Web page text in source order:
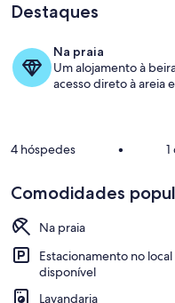
Destaques
Na praia
Um alojamento à
acesso direto à areia
4 hóspedes •
Comodidades
Na praia
Estacionamento no local
disponível
Lavandaria